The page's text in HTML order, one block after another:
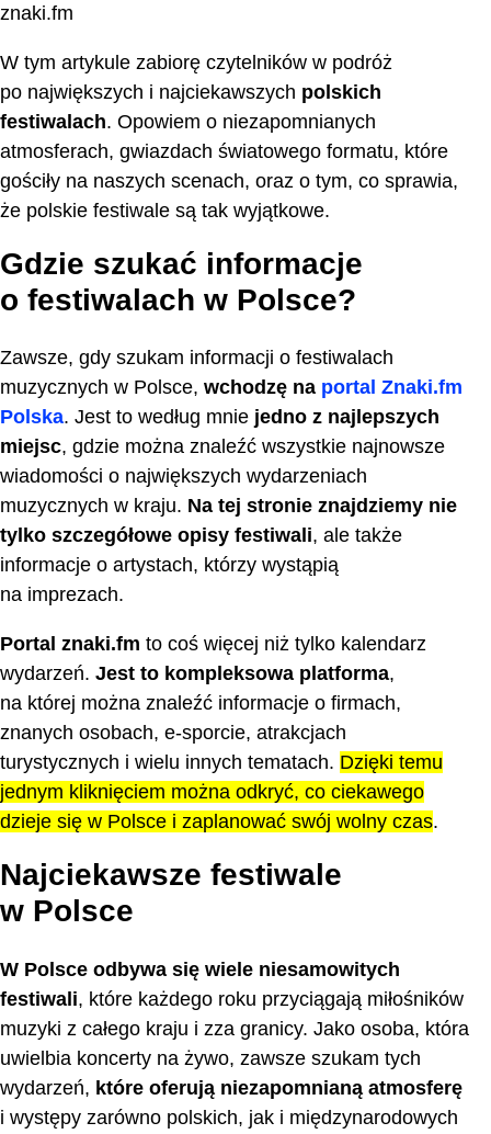
znaki.fm
W tym artykule zabiorę czytelników w podróż
po największych i najciekawszych polskich
festiwalach. Opowiem o niezapomnianych
atmosferach, gwiazdach światowego formatu, które
gościły na naszych scenach, oraz o tym, co sprawia,
że polskie festiwale są tak wyjątkowe.
Gdzie szukać informacje
o festiwalach w Polsce?
Zawsze, gdy szukam informacji o festiwalach
muzycznych w Polsce, wchodzę na portal Znaki.fm
Polska. Jest to według mnie jedno z najlepszych
miejsc, gdzie można znaleźć wszystkie najnowsze
wiadomości o największych wydarzeniach
muzycznych w kraju. Na tej stronie znajdziemy nie
tylko szczegółowe opisy festiwali, ale także
informacje o artystach, którzy wystąpią
na imprezach.
Portal znaki.fm to coś więcej niż tylko kalendarz
wydarzeń. Jest to kompleksowa platforma,
na której można znaleźć informacje o firmach,
znanych osobach, e-sporcie, atrakcjach
turystycznych i wielu innych tematach. Dzięki temu
jednym kliknięciem można odkryć, co ciekawego
dzieje się w Polsce i zaplanować swój wolny czas.
Najciekawsze festiwale
w Polsce
W Polsce odbywa się wiele niesamowitych
festiwali, które każdego roku przyciągają miłośników
muzyki z całego kraju i zza granicy. Jako osoba, która
uwielbia koncerty na żywo, zawsze szukam tych
wydarzeń, które oferują niezapomnianą atmosferę
i występy zarówno polskich, jak i międzynarodowych